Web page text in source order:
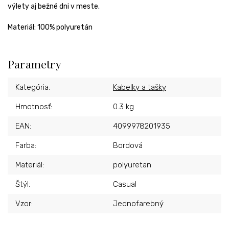
výlety aj bežné dni v meste.
Materiál: 100% polyuretán
Parametry
Kategória: Kabelky a tašky
Hmotnosť: 0.3 kg
EAN: 4099978201935
Farba: Bordová
Materiál: polyuretan
Štýl: Casual
Vzor: Jednofarebný